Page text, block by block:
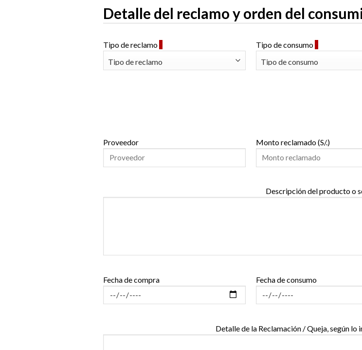
Detalle del reclamo y orden del
Tipo de reclamo Tipo de consumo
Proveedor Monto reclamado (S/.)
Descripción del producto o
Fecha de compra Fecha de consumo
Detalle de la Reclamación / Queja, según lo